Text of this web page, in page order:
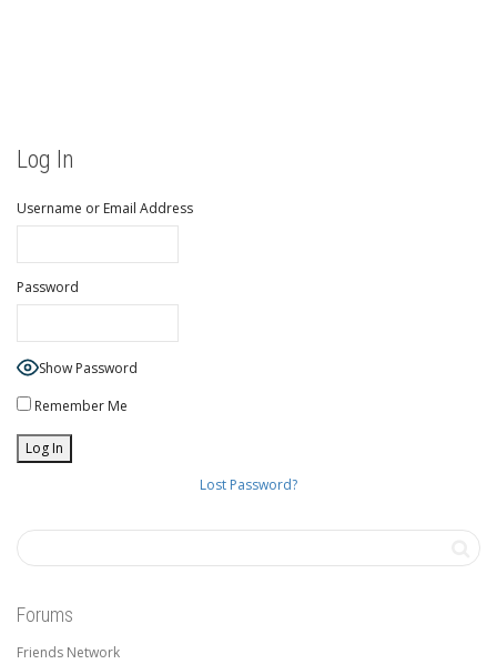
Log In
Username or Email Address
Password
Show Password
Remember Me
Lost Password?
Forums
Friends Network